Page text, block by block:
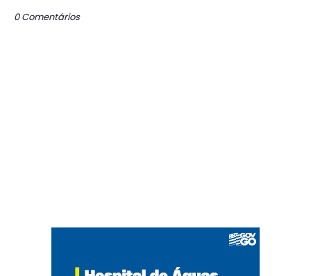
0 Comentários